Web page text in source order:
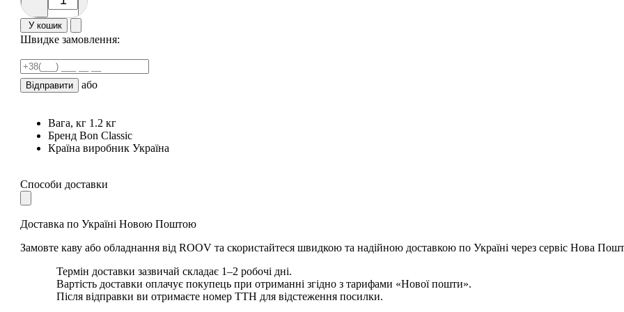
У кошик
Швидке замовлення:
Відправити або
Вага, кг 1.2 кг
Бренд Bon Classic
Країна виробник Україна
Способи доставки
Доставка по Україні Новою Поштою
Замовте каву або обладнання від ROOV та скористайтеся швидкою та надійною доставкою по Україні через сервіс Нова
Термін доставки зазвичай складає 1–2 робочі дні.
Вартість доставки оплачує покупець при отриманні згідно з тарифами «Нової пошти».
Після відправки ви отримаєте номер ТТН для відстеження посилки.